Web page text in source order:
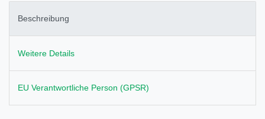
Beschreibung
Weitere Details
EU Verantwortliche Person (GPSR)